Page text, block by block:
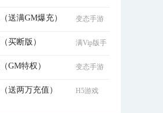
送满GM爆充） 变态手游
买断版）
满Vip版手
GM特权） 变态手游
送两万充值） H5游戏